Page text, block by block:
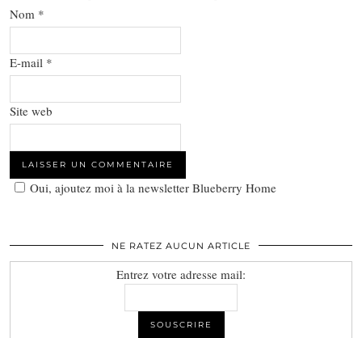
Nom *
E-mail *
Site web
Oui, ajoutez moi à la newsletter Blueberry Home
NE RATEZ AUCUN ARTICLE
Entrez votre adresse mail: